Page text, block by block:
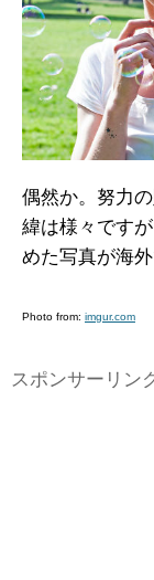
偶然か。努力
緯は様々です
めた写真が海
Photo from: imgur.com
スポンサーリン